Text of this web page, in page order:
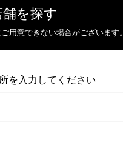
を探す
用意できない場合がございます。
を入力してください